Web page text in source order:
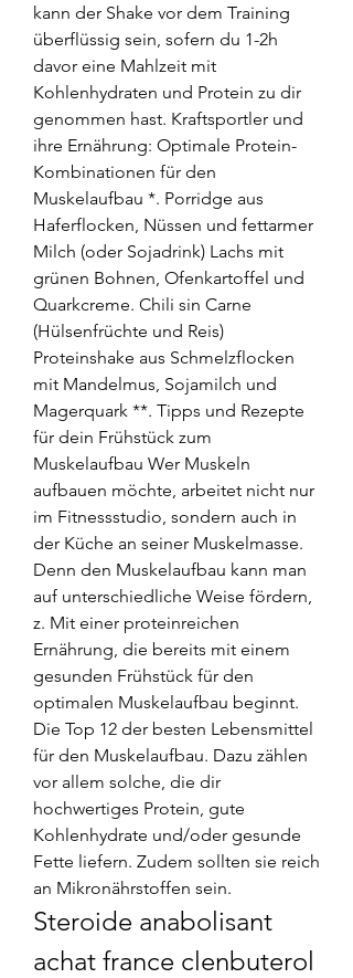
kann der Shake vor dem Training
überflüssig sein, sofern du 1-2h
davor eine Mahlzeit mit
Kohlenhydraten und Protein zu dir
genommen hast. Kraftsportler und
ihre Ernährung: Optimale Protein-
Kombinationen für den
Muskelaufbau *. Porridge aus
Haferflocken, Nüssen und fettarmer
Milch (oder Sojadrink) Lachs mit
grünen Bohnen, Ofenkartoffel und
Quarkcreme. Chili sin Carne
(Hülsenfrüchte und Reis)
Proteinshake aus Schmelzflocken
mit Mandelmus, Sojamilch und
Magerquark **. Tipps und Rezepte
für dein Frühstück zum
Muskelaufbau Wer Muskeln
aufbauen möchte, arbeitet nicht nur
im Fitnessstudio, sondern auch in
der Küche an seiner Muskelmasse.
Denn den Muskelaufbau kann man
auf unterschiedliche Weise fördern,
z. Mit einer proteinreichen
Ernährung, die bereits mit einem
gesunden Frühstück für den
optimalen Muskelaufbau beginnt.
Die Top 12 der besten Lebensmittel
für den Muskelaufbau. Dazu zählen
vor allem solche, die dir
hochwertiges Protein, gute
Kohlenhydrate und/oder gesunde
Fette liefern. Zudem sollten sie reich
an Mikronährstoffen sein.
Steroide anabolisant
achat france clenbuterol